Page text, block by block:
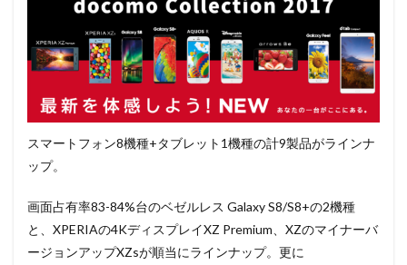
スマートフォン8機種+タブレット1機種の計9製品がラインナ
ップ。
画面占有率83-84%台のベゼルレス Galaxy S8/S8+の2機種
と、XPERIAの4KディスプレイXZ Premium、XZのマイナーバ
ージョンアップXZsが順当にラインナップ。更に